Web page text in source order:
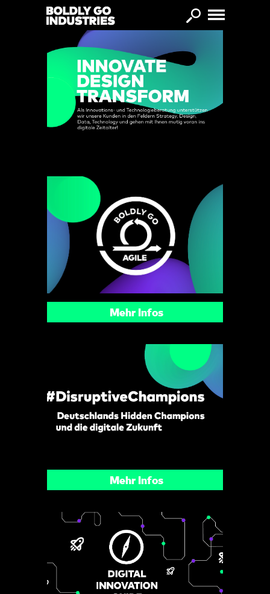
Direkt zum Inhalt
Mehr Infos
Mehr Infos